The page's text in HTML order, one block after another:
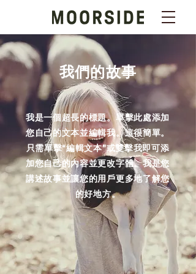
我們的故事
我是一個超長的標題。單擊此處添加
您自己的文本並編輯我。這很簡單。
只需單擊“編輯文本”或雙擊我即可添
加您自己的內容並更改字體。我是您
講述故事並讓您的用戶更多地了解您
的好地方。